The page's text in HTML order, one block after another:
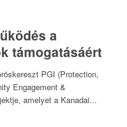
a
támogatásáért
PGI (Protection,
Engagement &
amelyet a Kanadai...